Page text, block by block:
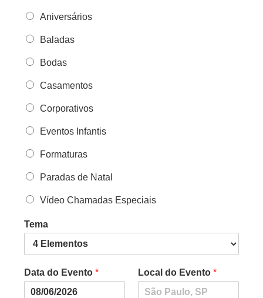
Aniversários
Baladas
Bodas
Casamentos
Corporativos
Eventos Infantis
Formaturas
Paradas de Natal
Vídeo Chamadas Especiais
Tema
Data do Evento * Local do Evento *